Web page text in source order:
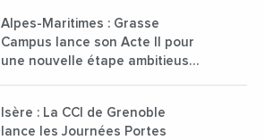
Alpes-Maritimes : Grasse
Campus lance son Acte II pour
une nouvelle étape ambitieuse
Isère : La CCI de Grenoble
lance les Journées Portes